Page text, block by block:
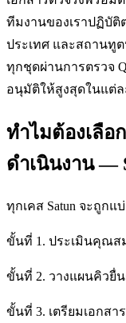
ทีมงานของเราปฏิบัติ
ประเทศ และสถานทูต
ทุกชุดผ่านการตรวจ
อนุมัติให้สูงสุดในแต่ล
ทำไมต้องเลือ
ดำเนินงาน —
ทุกเคส Satun จะถูก
ขั้นที่ 1. ประเมินคุณส
ขั้นที่ 2. วางแผนคิวยื่
ขั้นที่ 3. เตรียมเอกส